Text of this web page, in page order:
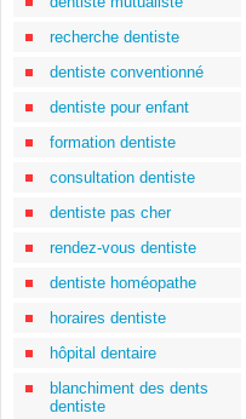
recherche dentiste
dentiste conventionné
dentiste pour enfant
formation dentiste
consultation dentiste
dentiste pas cher
rendez-vous dentiste
dentiste homéopathe
horaires dentiste
hôpital dentaire
blanchiment des dents
dentiste